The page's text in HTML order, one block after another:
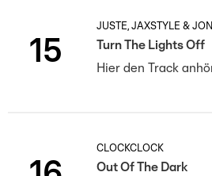
15
JUSTÈ, JAXSTYLE & JON
Turn The Lights Off
Hier den Track
CLOCKCLOCK
Out Of The Dark